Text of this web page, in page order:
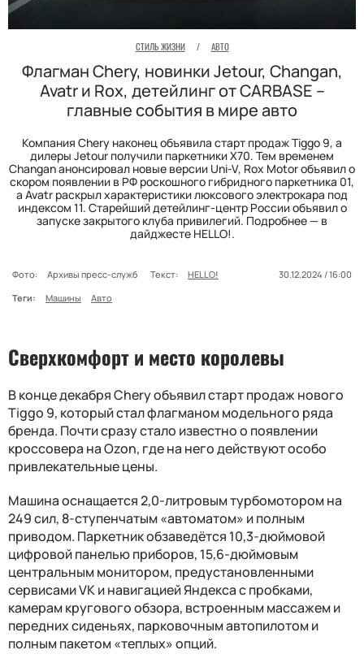
СТИЛЬ ЖИЗНИ / АВТО
Флагман Chery, новинки Jetour, Changan,
Avatr и Rox, детейлинг от CARBASE –
главные события в мире авто
Компания Chery наконец объявила старт продаж Tiggo 9, а
дилеры Jetour получили паркетники X70. Тем временем
Changan анонсировал новые версии Uni-V, Rox Motor объявил о
скором появлении в РФ роскошного гибридного паркетника 01,
а Avatr раскрыл характеристики люксового электрокара под
индексом 11. Старейший детейлинг-центр России объявил о
запуске закрытого клуба привилегий. Подробнее — в
дайджесте HELLO!.
Фото: Архивы пресс-служб Текст: HELLO!
30.12.2024 / 16:00
Теги:
Машины Авто
Сверхкомфорт и место королевы
В конце декабря Chery объявил старт продаж нового
Tiggo 9, который стал флагманом модельного ряда
бренда. Почти сразу стало известно о появлении
кроссовера на Ozon, где на него действуют особо
привлекательные цены.
Машина оснащается 2,0-литровым турбомотором на
249 сил, 8-ступенчатым «автоматом» и полным
приводом. Паркетник обзаведётся 10,3-дюймовой
цифровой панелью приборов, 15,6-дюймовым
центральным монитором, предустановленными
сервисами VK и навигацией Яндекса с пробками,
камерам кругового обзора, встроенным массажем и
передних сиденьях, парковочным автопилотом и
полным пакетом «теплых» опций.